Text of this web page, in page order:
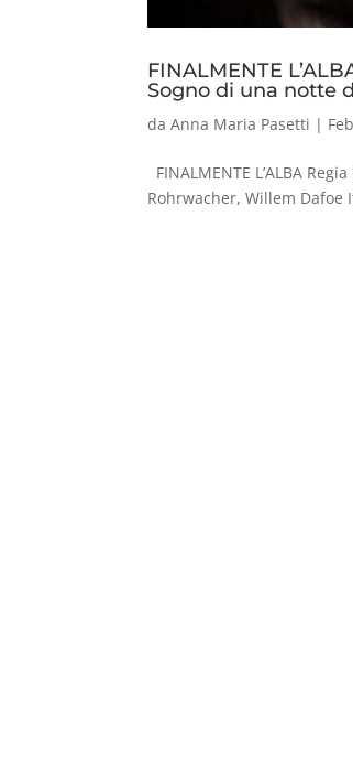
FINALMENTE
Sogno di una notte
daAnna Maria Pasetti |
FINALMENTE L’ALBA
Rohrwacher, Willem Dafoe